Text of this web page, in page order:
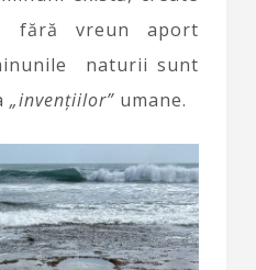
fără vreun aport
naturii sunt
„invențiilor” umane.